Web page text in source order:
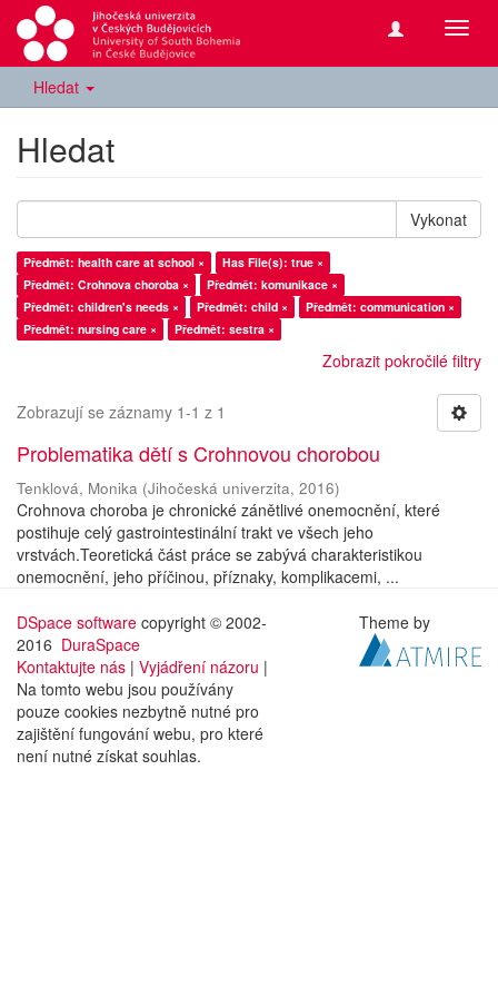
Hledat
Hledat
Vykonat
Předmět: health care at school ×
Has File(s): true ×
Předmět: Crohnova choroba ×
Předmět: komunikace ×
Předmět: children's needs ×
Předmět: child ×
Předmět: communication ×
Předmět: nursing care ×
Předmět: sestra ×
Zobrazit pokročilé filtry
Zobrazují se záznamy 1-1 z 1
Problematika dětí s Crohnovou chorobou
Tenklová, Monika (Jihočeská univerzita, 2016)
Crohnova choroba je chronické zánětlivé onemocnění, které
postihuje celý gastrointestinální trakt ve všech jeho
vrstvách.Teoretická část práce se zabývá charakteristikou
onemocnění, jeho příčinou, příznaky, komplikacemi, ...
DSpace software copyright © 2002-
2016 DuraSpace
Kontaktujte nás | Vyjádření názoru |
Na tomto webu jsou používány
pouze cookies nezbytně nutné pro
zajištění fungování webu, pro které
není nutné získat souhlas.
Theme by